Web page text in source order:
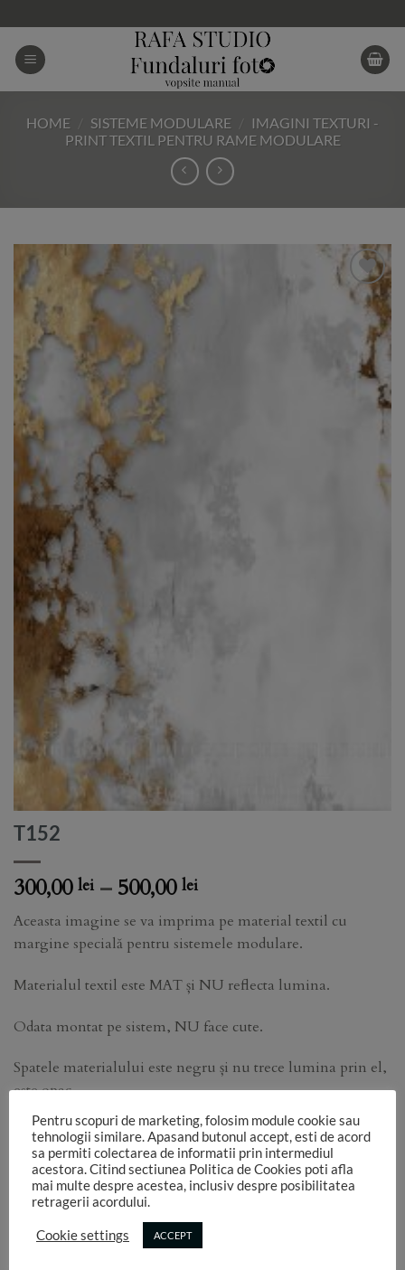
to
content
HOME SISTEME MODULARE
IMAGINI TEXTURI -
PRINT TEXTIL PENTRU RAME MODULARE
Add to
Wishlist
T152
300,00 lei – 500,00 leiPrice
300,00 lei
through
500,00 lei
Aceasta imagine se va imprima pe material textil cu
margine specială pentru sistemele modulare.
Materialul textil este MAT și NU reflecta lumina.
Odata montat pe sistem, NU face cute.
Spatele materialului este negru și nu trece lumina prin el,
este opac.
Functie de monitorul pe care vezi imaginea, de setările
aparatului foto, de lumina folosită în studio, culorile pot sa
difere.
Selectează dimensiunea:
Pentru scopuri de marketing, folosim module cookie sau
tehnologii similare. Apasand butonul accept, esti de acord
sa permiti colectarea de informatii prin intermediul
acestora. Citind sectiunea Politica de Cookies poti afla
mai multe despre acestea, inclusiv despre posibilitatea
retragerii acordului.
Cookie settings ACCEPT